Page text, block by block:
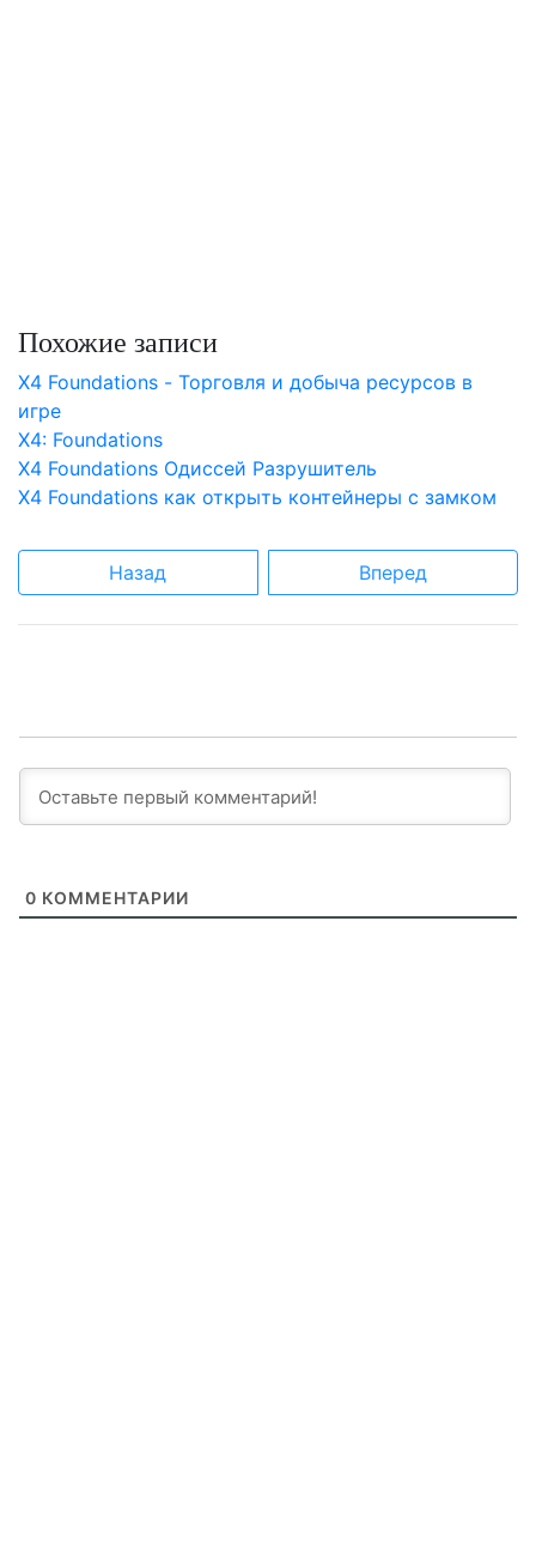
Похожие записи
X4 Foundations - Торговля и добыча ресурсов в
игре
X4: Foundations
X4 Foundations Одиссей Разрушитель
X4 Foundations как открыть контейнеры с замком
Назад Вперед
0 КОММЕНТАРИИ